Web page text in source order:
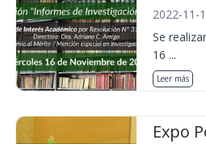
2022-11-
Se
16 ...
Leer más
Expo